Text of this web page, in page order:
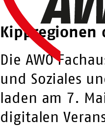
Suche
Kippregionen
der
Demokratie?
Kippregionen
Die AWO
und Soziales
laden am 7.
digitalen